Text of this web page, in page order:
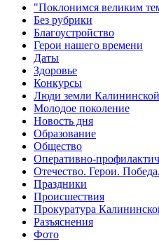
"Поклонимся великим
Без рубрики
Благоустройство
Герои нашего времени
Даты
Здоровье
Конкурсы
Люди земли Калининской
Молодое поколение
Новость дня
Образование
Общество
Оперативно-
Отечество. Герои. Победа.
Праздники
Происшествия
Прокуратура
Разъяснения
Фото